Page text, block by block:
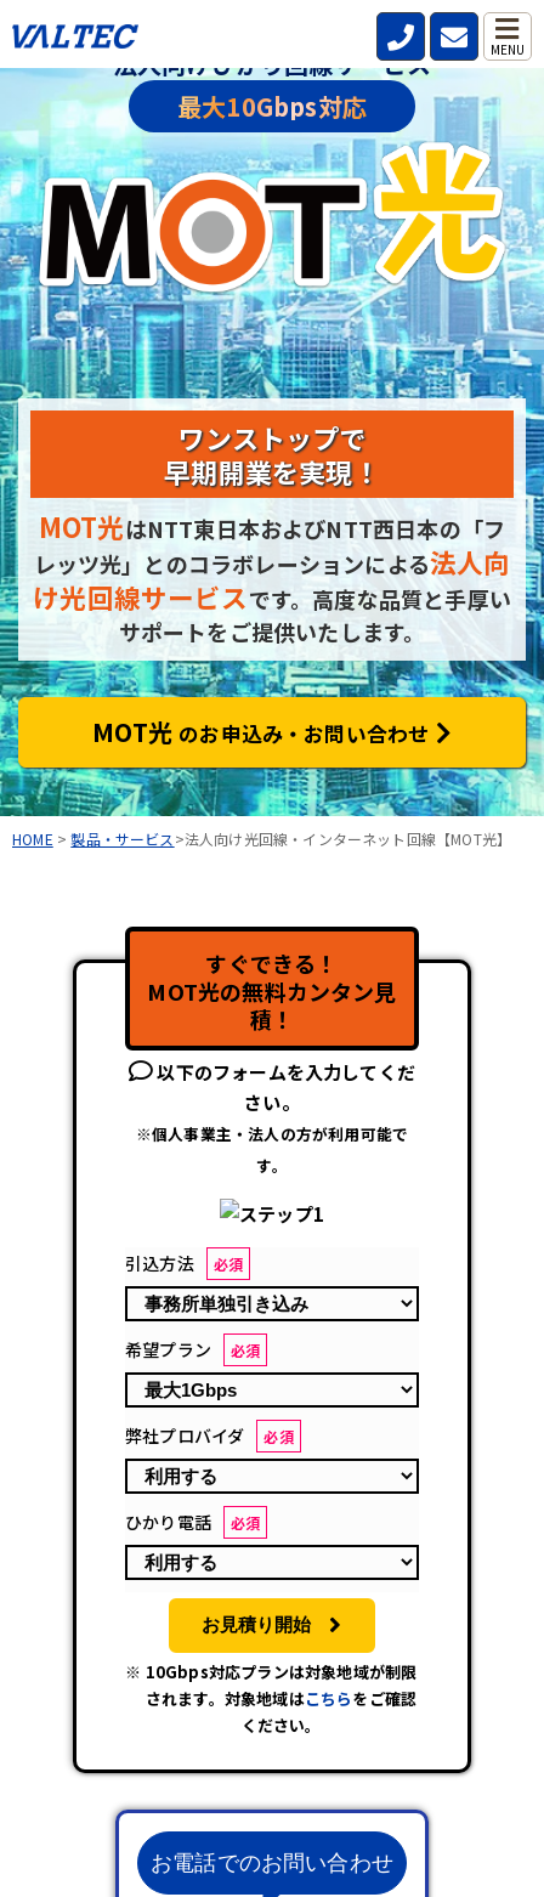
MENU
法人向けひかり回線サービス
最大10Gbps対応
ワンストップで
早期開業を実現！
MOT光はNTT東日本およびNTT西日本の 「フ
レッツ光」とのコラボレーションによる法人向
け光回線サービスです。 高度な品質と手厚い
サポートをご提供いたします。
MOT光 のお申込み・お問い合わせ
HOME >製品・サービス >法人向け光回線・インターネット回線【MOT光】
すぐできる！
MOT光の無料カンタン見
積！
以下のフォームを入力してくだ
さい。
※個人事業主・法人の方が利用可能で
す。
引込方法 必須
希望プラン 必須
弊社プロバイダ 必須
ひかり電話 必須
お見積り開始
10Gbps対応プランは対象地域が制限
されます。対象地域はこちらをご確認
ください。
お電話でのお問い合わせ